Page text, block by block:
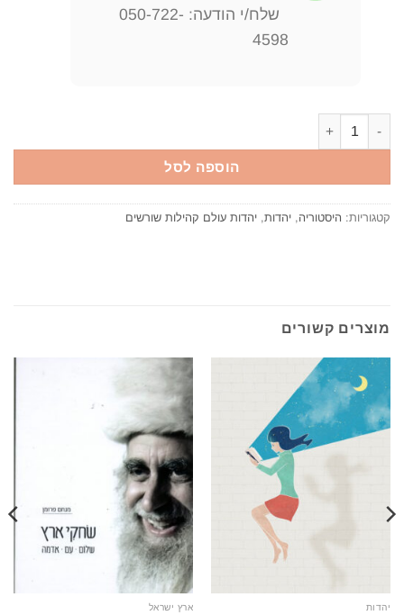
שלח/י הודעה: 050-722-
4598
הוספה לסל
קטגוריות: היסטוריה , יהדות, יהדות עולם קהילות שורשים
מוצרים קשורים
יהדות ארץ ישראל